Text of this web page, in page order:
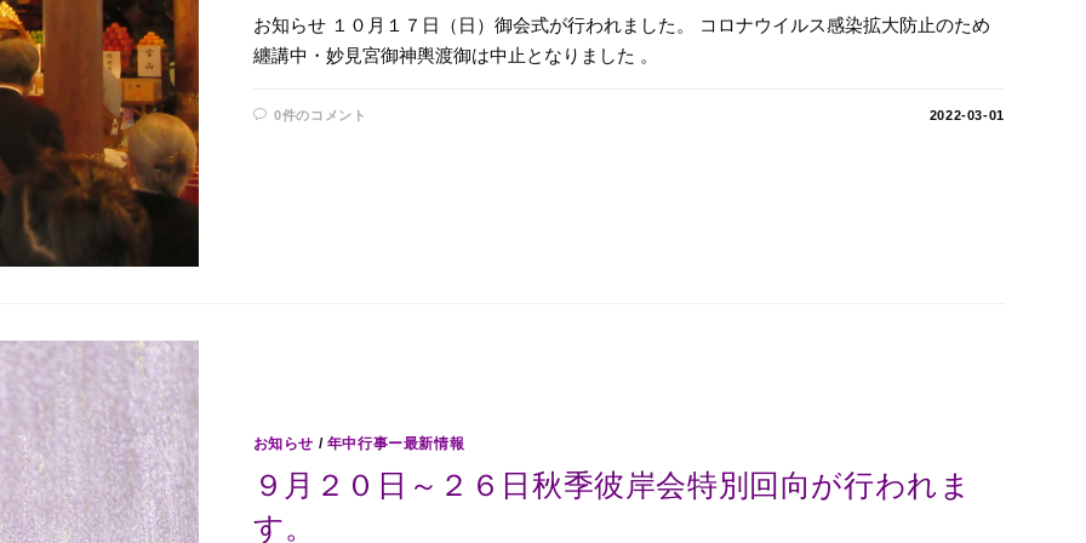
お知らせ １０月１７日（日）御会式が行われました。 コロナウイルス感染拡大防止のため
纏講中・妙見宮御神輿渡御は中止となりました 。
0件のコメント 2022-03-01
お知らせ / 年中行事ー最新情報
９月２０日～２６日秋季彼岸会特別回向が行われま
す。